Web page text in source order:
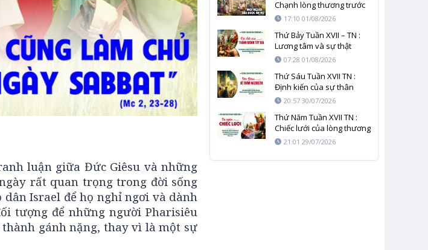
luận giữa Đức Giêsu và những
rất quan trọng trong đời sống
Israel để họ nghỉ ngơi và dành
tượng để những người Pharisiêu
gánh nặng, thay vì là một sự
Chạnh lòng thương trước
cơn đói của nhân loại
17:10 01/08/2026
Thứ Bảy Tuần XVII – TN :
Lương tâm và sự thật
không thể bị giết chết
07:28 01/08/2026
Thứ Sáu Tuần XVII TN :
Định kiến của sự thân
quen và mầu nhiệm của
20:57 30/07/2026
Thứ Năm Tuần XVII TN :
Chiếc lưới của lòng thương
xót và sự công thẳng
21:01 29/07/2026